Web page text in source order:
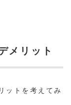
メリット
ットを考えてみ